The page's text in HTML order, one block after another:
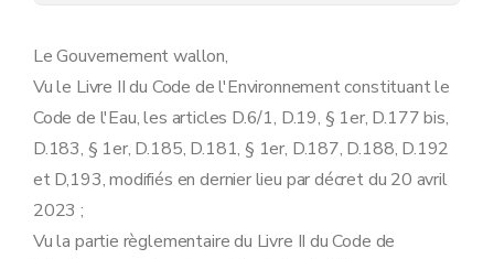
Art. 18
Art. 20
Art. 21
Art. 23
Chapitre 3 Modifications de l'arrêté du Gouvernement wallon du 4 juillet 2002 arrêtant la liste des projets soumis à étude d'incidences, des installations et activités classées ou des installations ou des activités présentant un risque pour le sol
Chapitre 4
Art. 25
Le Gouvernement wallon,
Vu le Livre II du Code de l'Environnement constituant le
Code de l'Eau, les articles D.6/1, D.19, § 1er, D.177 bis,
D.183, § 1er, D.185, D.181, § 1er, D.187, D.188, D.192
et D,193, modifiés en dernier lieu par décret du 20 avril
2023 ;
Vu la partie règlementaire du Livre II du Code de